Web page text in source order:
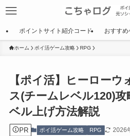
ポイントサイト紹介コード おすす
ホーム ポイ活ゲーム攻略 RPG
【ポイ活】ヒーロー
ス(チームレベル120)
ベル上げ方法解説
PR ポイ活ゲーム攻略 RPG 2026